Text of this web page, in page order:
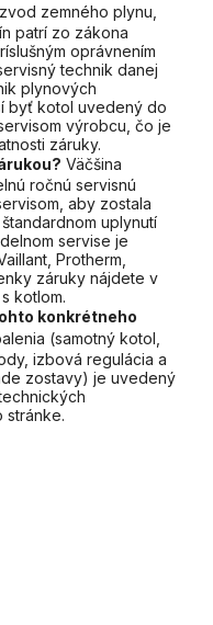
zemného plynu,
patrí zo zákona
oprávnením
technik danej
plynových
byť kotol uvedený do
výrobcu, čo je
záruky.
Väčšina
ročnú servisnú
aby zostala
uplynutí
servise je
Protherm,
záruky nájdete v
kotlom.
konkrétneho
(samotný kotol,
izbová regulácia a
zostavy) je uvedený
stránke.